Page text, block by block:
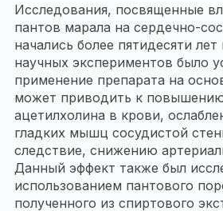
Исследования, посвященные
пантов марала на сердечно-
начались более пятидесяти
научных экспериментов было
применение препарата на
может приводить к
ацетилхолина в крови,
гладких мышц сосудистой
следствие, снижению
Данный эффект также был
использованием пантового
полученного из спиртового